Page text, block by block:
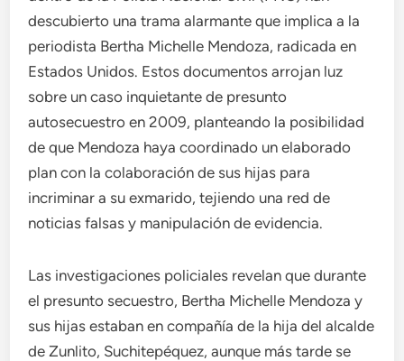
descubierto una trama alarmante que implica a la
periodista Bertha Michelle Mendoza, radicada en
Estados Unidos. Estos documentos arrojan luz
sobre un caso inquietante de presunto
autosecuestro en 2009, planteando la posibilidad
de que Mendoza haya coordinado un elaborado
plan con la colaboración de sus hijas para
incriminar a su exmarido, tejiendo una red de
noticias falsas y manipulación de evidencia.
Las investigaciones policiales revelan que durante
el presunto secuestro, Bertha Michelle Mendoza y
sus hijas estaban en compañía de la hija del alcalde
de Zunlito, Suchitepéquez, aunque más tarde se